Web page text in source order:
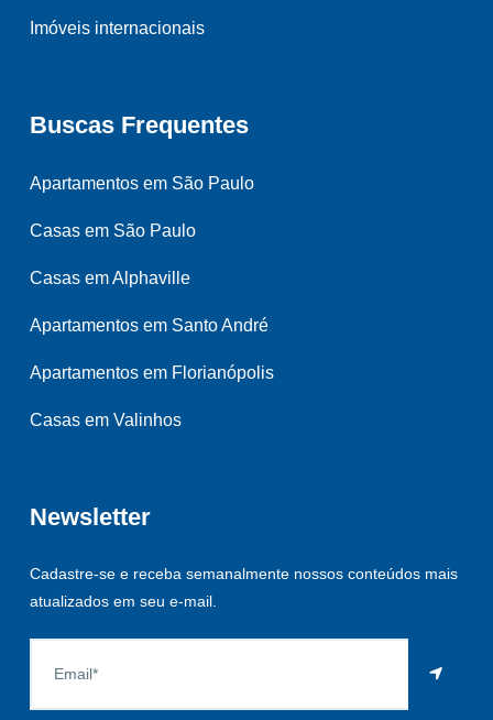
Imóveis internacionais
Buscas Frequentes
Apartamentos em São Paulo
Casas em São Paulo
Casas em Alphaville
Apartamentos em Santo André
Apartamentos em Florianópolis
Casas em Valinhos
Newsletter
Cadastre-se e receba semanalmente nossos conteúdos mais
atualizados em seu e-mail.